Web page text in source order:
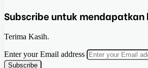
Subscribe untuk
Terima Kasih.
Enter your Email address